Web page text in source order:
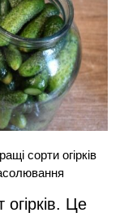
сорти огірків
огірків. Це